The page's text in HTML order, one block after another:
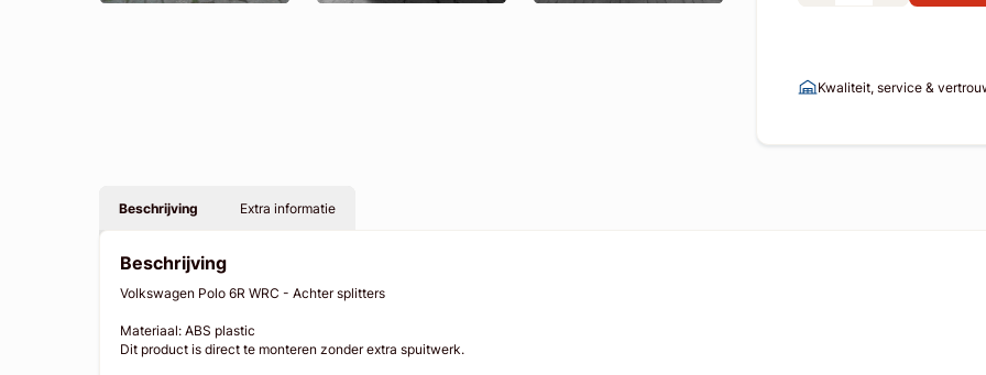
Kwaliteit, service &
Beschrijving Extra informatie
Beschrijving
Volkswagen Polo 6R WRC - Achter splitters
Materiaal: ABS plastic
Dit product is direct te monteren zonder extra spuitwerk.